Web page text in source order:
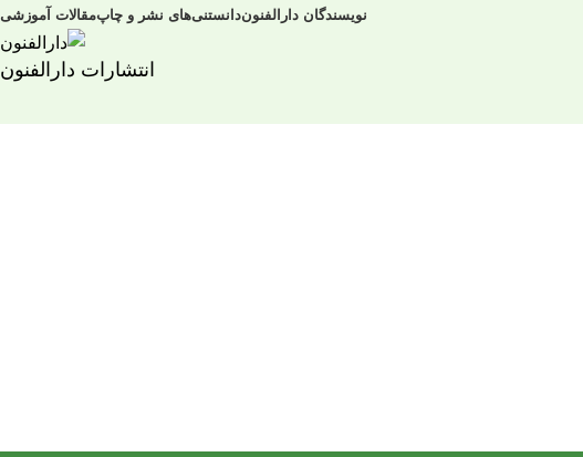
نویسندگان دارالفنوندانستنی‌های نشر و چاپمقالات آموزشی
انتشارات دارالفنون